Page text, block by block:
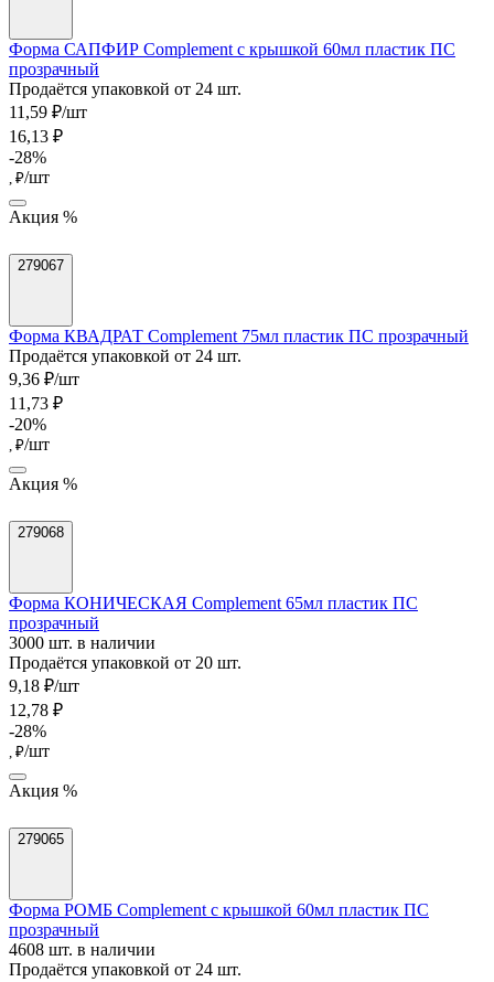
Форма САПФИР Complement с крышкой 60мл пластик ПС
прозрачный
Продаётся упаковкой от 24 шт.
11,59 ₽/шт
16,13 ₽
-28%
, ₽/шт
Акция %
279067
Форма КВАДРАТ Complement 75мл пластик ПС прозрачный
Продаётся упаковкой от 24 шт.
9,36 ₽/шт
11,73 ₽
-20%
, ₽/шт
Акция %
279068
Форма КОНИЧЕСКАЯ Complement 65мл пластик ПС
прозрачный
3000 шт. в наличии
Продаётся упаковкой от 20 шт.
9,18 ₽/шт
12,78 ₽
-28%
, ₽/шт
Акция %
279065
Форма РОМБ Complement с крышкой 60мл пластик ПС
прозрачный
4608 шт. в наличии
Продаётся упаковкой от 24 шт.